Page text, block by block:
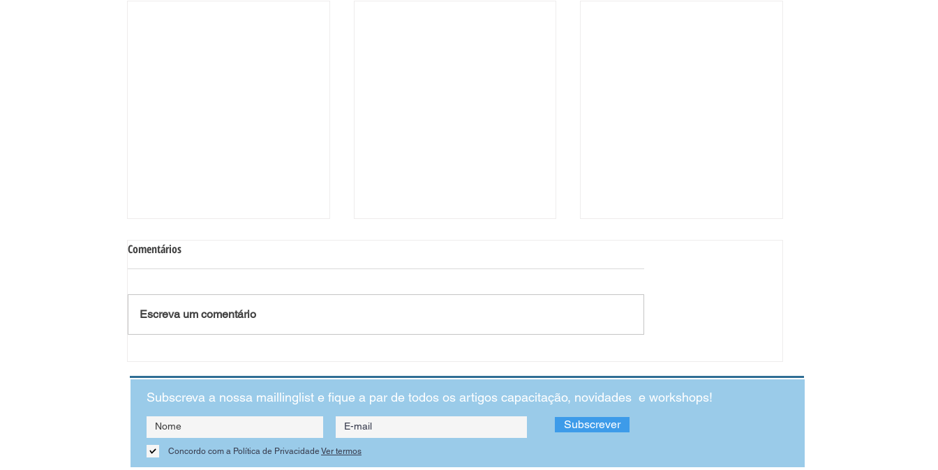
A importância da Educação
autores da obra literária, intitulada
“Educação...
Chegou o verão! Com ele chegaram as férias
falarmos...
Comentários
Escreva um comentário
Subscreva a nossa maillinglist e fique a par de todos os artigos capacitação, novidades e workshops!
Subscrever
Concordo com a Política de Privacidade Ver termos